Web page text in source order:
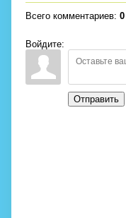
Всего комментариев: 0
Войдите:
Отправить